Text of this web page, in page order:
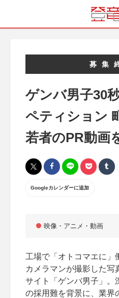
募集
ゲンバ男子30
ペティション
若者のPR動画
Googleカレンダーに追加
映像・アニメ・動画
工場で「オトコマエに」
カメラマンが撮影した写
サイト「ゲンバ男子」。
の採用難を背景に、業界